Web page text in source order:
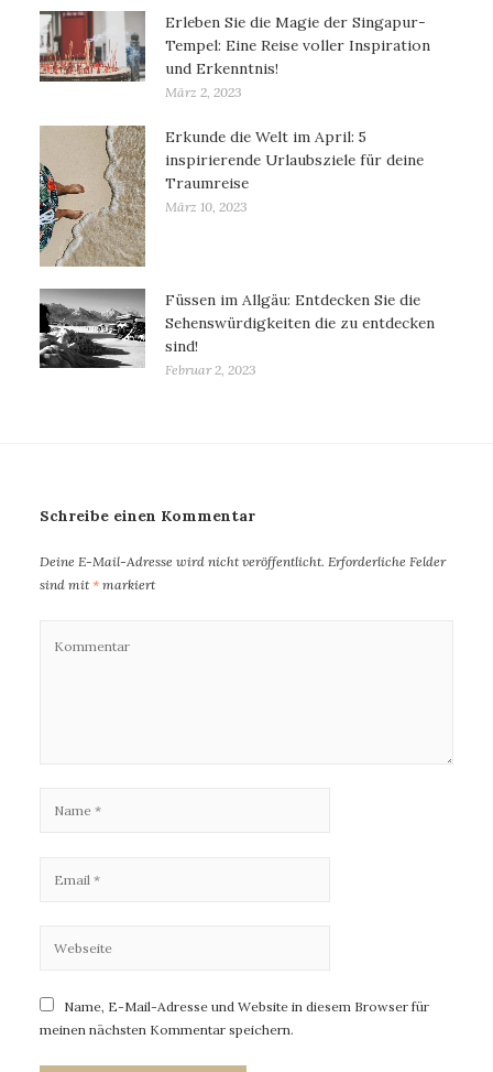
Erleben Sie die Magie der Singapur-
Tempel: Eine Reise voller Inspiration
und Erkenntnis!
März 2, 2023
Erkunde die Welt im April: 5
inspirierende Urlaubsziele für deine
Traumreise
März 10, 2023
Füssen im Allgäu: Entdecken Sie die
Sehenswürdigkeiten die zu entdecken
sind!
Februar 2, 2023
Schreibe einen Kommentar
Deine E-Mail-Adresse wird nicht veröffentlicht. Erforderliche Felder
sind mit* markiert
Name, E-Mail-Adresse und Website in diesem Browser für
meinen nächsten Kommentar speichern.